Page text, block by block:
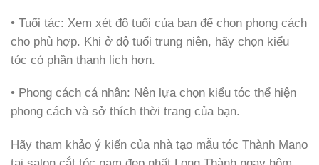
• Tuổi tác: Xem xét độ tuổi của bạn để chọn phong cách
cho phù hợp. Khi ở độ tuổi trung niên, hãy chọn kiểu
tóc có phần thanh lịch hơn.
• Phong cách cá nhân: Nên lựa chọn kiểu tóc thể hiện
phong cách và sở thích thời trang của bạn.
Hãy tham khảo ý kiến của nhà tạo mẫu tóc Thành Mano